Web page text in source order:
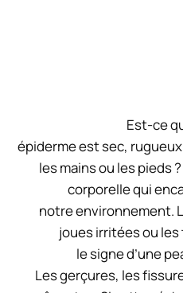
Est-ce
épiderme est sec,
les mains ou les pieds
corporelle qui
notre environnement.
joues irritées ou
le signe d’une
Les gerçures, les